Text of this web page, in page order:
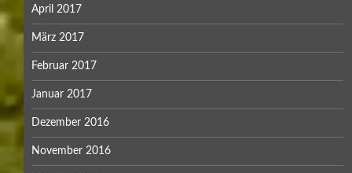
April 2017
März 2017
Februar 2017
Januar 2017
Dezember 2016
November 2016